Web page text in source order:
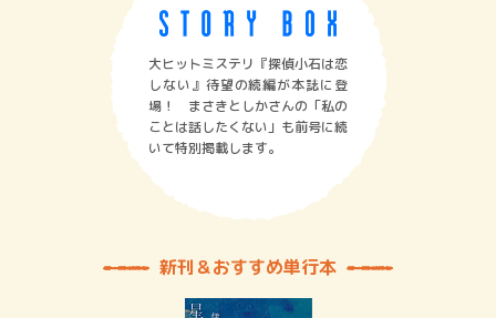
大ヒットミステリ『探偵小石は恋
しない』待望の続編が本誌に登
場！ まさきとしかさんの「私の
ことは話したくない」も前号に続
いて特別掲載します。
新刊＆おすすめ単行本